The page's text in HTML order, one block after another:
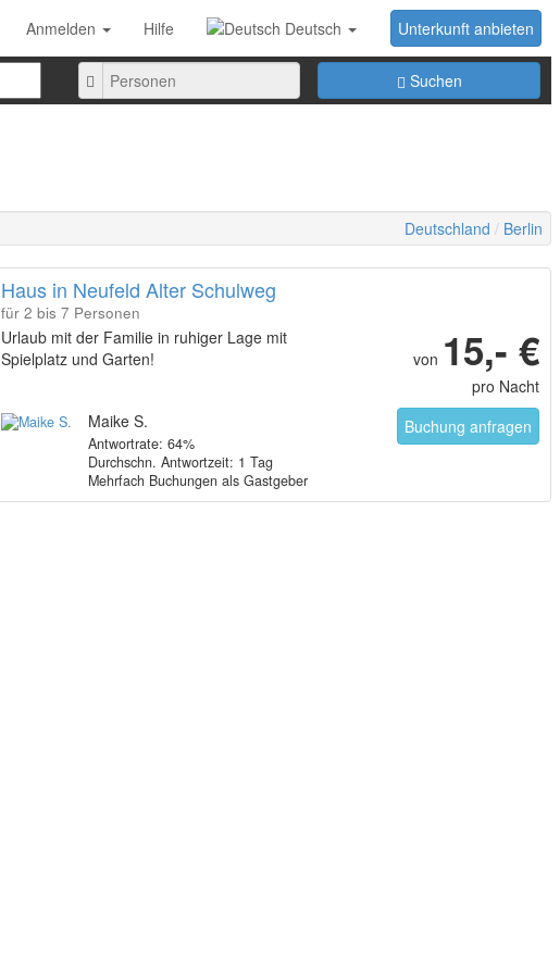
Unterkunft anbieten
Anmelden Hilfe
Deutsch
Anzahl
der
Suchen
Deutschland Berlin
Haus in Neufeld Alter Schulweg
für 2 bis 7 Personen
Urlaub mit der Familie in ruhiger Lage mit
Spielplatz und Garten!
Maike S.
Antwortrate: 64%
Durchschn. Antwortzeit: 1 Tag
Mehrfach Buchungen als Gastgeber
von 15,- €
pro Nacht
Buchung anfragen